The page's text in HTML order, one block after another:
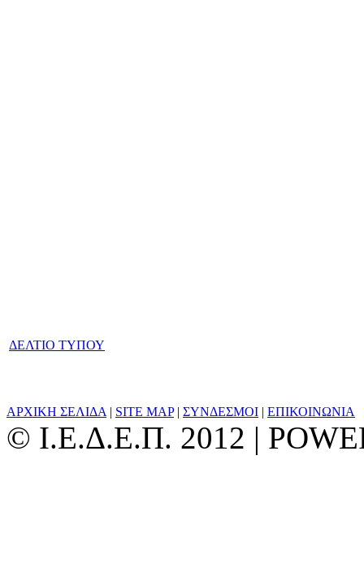
ΔΕΛΤΙΟ ΤΥΠΟΥ
ΑΡΧΙΚΗ ΣΕΛΙΔΑ | SITE MAP| ΣΥΝΔΕΣΜΟΙ | ΕΠΙΚΟΙΝΩΝΙΑ
© Ι.Ε.Δ.Ε.Π. 2012 |